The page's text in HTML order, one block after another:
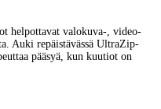
helpottavat valokuva-, video-
Auki repäistävässä UltraZip-
pääsyä, kun kuutiot on